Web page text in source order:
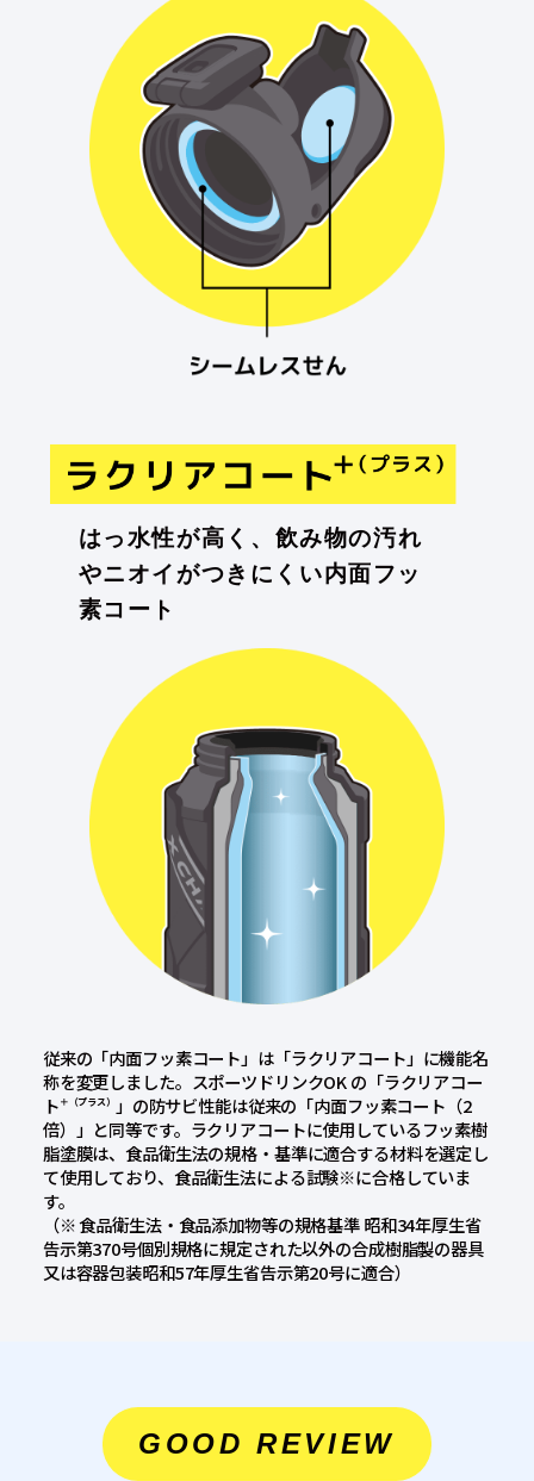
はっ水性が高く、 飲み物の汚れ
やニオイがつきにくい内面フッ
素コート
従来の「内面フッ素コート」は「ラクリアコート」に機能名
称を変更しました。スポーツドリンクOK の「ラクリアコー
ト＋（プラス） 」の防サビ性能は従来の 「内面フッ素コート（2
倍）」と同等です。ラクリアコートに使用しているフッ素樹
脂塗膜は、食品衛生法の規格・基準に適合する材料を選定し
て使用しており、食品衛生法による試験※に合格していま
す。
（※ 食品衛生法・食品添加物等の規格基準 昭和34年厚生省
告示第370号個別規格に規定された以外の合成樹脂製の器具
又は容器包装昭和57年厚生省告示第20号に適合）
GOOD REVIEW